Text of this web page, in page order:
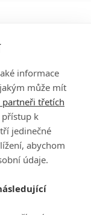
PŘIHLÁSIT
REGISTROVAT
nám na e-mail
informace
může mít
partneři třetích
k
jedinečné
abychom
údaje.